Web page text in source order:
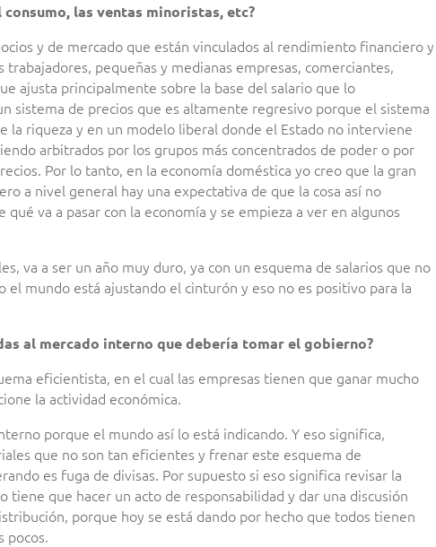
las ventas minoristas, etc?
y de mercado que están vinculados al rendimiento financiero y
pequeñas y medianas empresas, comerciantes,
ajusta principalmente sobre la base del salario que lo
sistema de precios que es altamente regresivo porque el sistema
la riqueza y en un modelo liberal donde el Estado no interviene
arbitrados por los grupos más concentrados de poder o por
Por lo tanto, en la economía doméstica yo creo que la gran
a nivel general hay una expectativa de que la cosa así no
va a pasar con la economía y se empieza a ver en algunos
va a ser un año muy duro, ya con un esquema de salarios que no
mundo está ajustando el cinturón y eso no es positivo para la
al mercado interno que debería tomar el gobierno?
eficientista, en el cual las empresas tienen que ganar mucho
la actividad económica.
porque el mundo así lo está indicando. Y eso significa,
que no son tan eficientes y frenar este esquema de
es fuga de divisas. Por supuesto si eso significa revisar la
que hacer un acto de responsabilidad y dar una discusión
porque hoy se está dando por hecho que todos tienen
pocos.